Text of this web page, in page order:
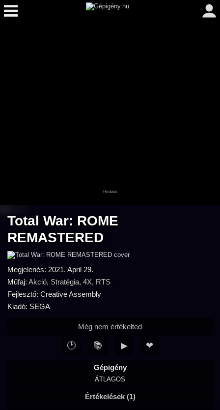
Total War: ROME
REMASTERED
Megjelenés: 2021. April 29.
Műfaj: Akció, Stratégia, 4X, RTS
Fejlesztő: Creative Assembly
Kiadó: SEGA
Gépigény
ÁTLAGOS
Értékelések (1)
Még nem értékelted
🕑 📚 ▶ ❤